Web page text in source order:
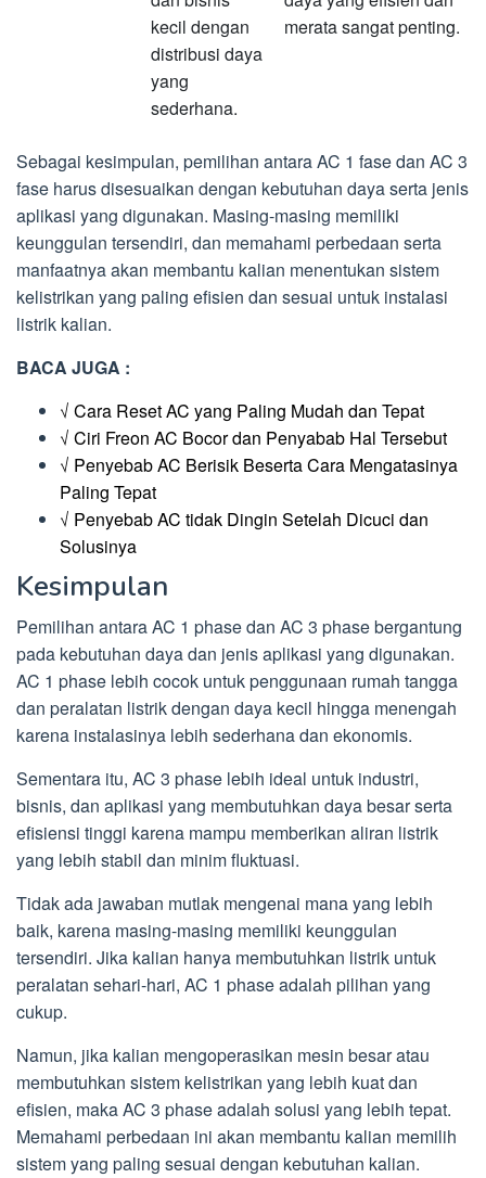
kecil dengan
distribusi daya
yang
sederhana.
merata sangat penting.
Sebagai kesimpulan, pemilihan antara AC 1 fase dan AC 3
fase harus disesuaikan dengan kebutuhan daya serta jenis
aplikasi yang digunakan. Masing-masing memiliki
keunggulan tersendiri, dan memahami perbedaan serta
manfaatnya akan membantu kalian menentukan sistem
kelistrikan yang paling efisien dan sesuai untuk instalasi
listrik kalian.
BACA JUGA :
√ Cara Reset AC yang Paling Mudah dan Tepat
√ Ciri Freon AC Bocor dan Penyabab Hal Tersebut
√ Penyebab AC Berisik Beserta Cara Mengatasinya
Paling Tepat
√ Penyebab AC tidak Dingin Setelah Dicuci dan
Solusinya
Kesimpulan
Pemilihan antara AC 1 phase dan AC 3 phase bergantung
pada kebutuhan daya dan jenis aplikasi yang digunakan.
AC 1 phase lebih cocok untuk penggunaan rumah tangga
dan peralatan listrik dengan daya kecil hingga menengah
karena instalasinya lebih sederhana dan ekonomis.
Sementara itu, AC 3 phase lebih ideal untuk industri,
bisnis, dan aplikasi yang membutuhkan daya besar serta
efisiensi tinggi karena mampu memberikan aliran listrik
yang lebih stabil dan minim fluktuasi.
Tidak ada jawaban mutlak mengenai mana yang lebih
baik, karena masing-masing memiliki keunggulan
tersendiri. Jika kalian hanya membutuhkan listrik untuk
peralatan sehari-hari, AC 1 phase adalah pilihan yang
cukup.
Namun, jika kalian mengoperasikan mesin besar atau
membutuhkan sistem kelistrikan yang lebih kuat dan
efisien, maka AC 3 phase adalah solusi yang lebih tepat.
Memahami perbedaan ini akan membantu kalian memilih
sistem yang paling sesuai dengan kebutuhan kalian.